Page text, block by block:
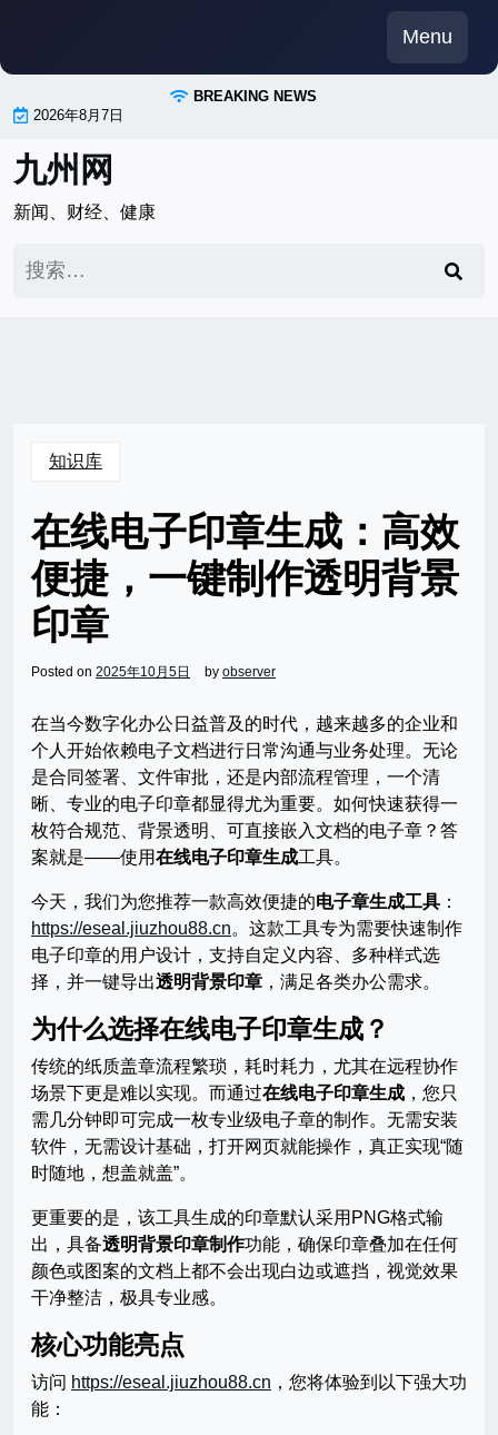
content
Menu
BREAKING NEWS
2026年8月7日
九州网
新闻、财经、健康
索：
知识库
在线电子印章生成：高效
便捷，一键制作透明背景
印章
Posted on 2025年10月5日 by observer
在当今数字化办公日益普及的时代，越来越多的企业和
个人开始依赖电子文档进行日常沟通与业务处理。无论
是合同签署、文件审批，还是内部流程管理，一个清
晰、专业的电子印章都显得尤为重要。如何快速获得一
枚符合规范、背景透明、可直接嵌入文档的电子章？答
案就是——使用在线电子印章生成工具。
今天，我们为您推荐一款高效便捷的电子章生成工具 ：
https://eseal.jiuzhou88.cn。这款工具专为需要快速制作
电子印章的用户设计，支持自定义内容、多种样式选
择，并一键导出透明背景印章 ，满足各类办公需求。
为什么选择在线电子印章生成？
传统的纸质盖章流程繁琐，耗时耗力，尤其在远程协作
场景下更是难以实现。而通过在线电子印章生成 ，您只
需几分钟即可完成一枚专业级电子章的制作。无需安装
软件，无需设计基础，打开网页就能操作，真正实现“随
时随地，想盖就盖”。
更重要的是，该工具生成的印章默认采用PNG格式输
出，具备透明背景印章制作功能，确保印章叠加在任何
颜色或图案的文档上都不会出现白边或遮挡，视觉效果
干净整洁，极具专业感。
核心功能亮点
访问 https://eseal.jiuzhou88.cn ，您将体验到以下强大功
能：